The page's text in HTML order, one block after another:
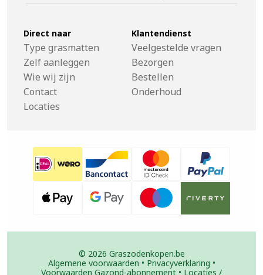
Direct naar
Type grasmatten
Zelf aanleggen
Wie wij zijn
Contact
Locaties
Klantendienst
Veelgestelde vragen
Bezorgen
Bestellen
Onderhoud
© 2026 Graszodenkopen.be
Algemene voorwaarden • Privacyverklaring •
Voorwaarden Gazond-abonnement • Locaties /